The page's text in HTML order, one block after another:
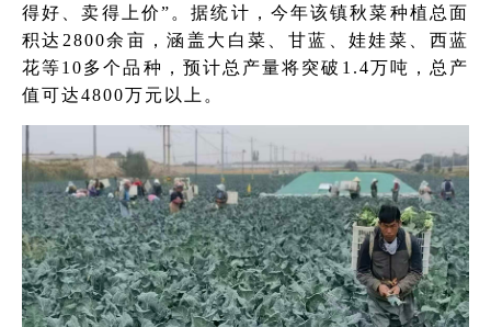
得好、卖得上价”。据统计，今年该镇秋菜种植总面
积达2800余亩，涵盖大白菜、甘蓝、娃娃菜、西蓝
花等10多个品种，预计总产量将突破1.4万吨，总产
值可达4800万元以上。